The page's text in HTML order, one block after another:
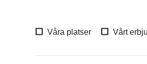
Våra platser Vårt